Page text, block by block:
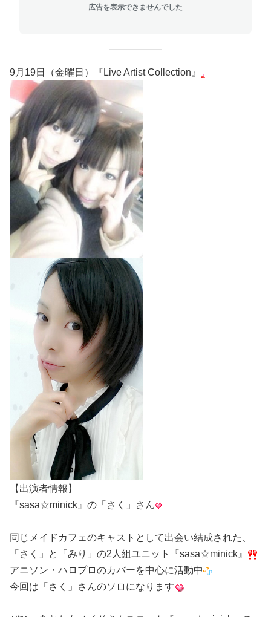
広告を表示できませんでした
9月19日（金曜日）『Live Artist Collection』
【出演者情報】
『sasa☆minick』の「さく」さん
同じメイドカフェのキャストとして出会い結成された、
「さく」と「みり」の2人組ユニット『sasa☆minick』
アニソン・ハロプロのカバーを中心に活動中
今回は「さく」さんのソロになります